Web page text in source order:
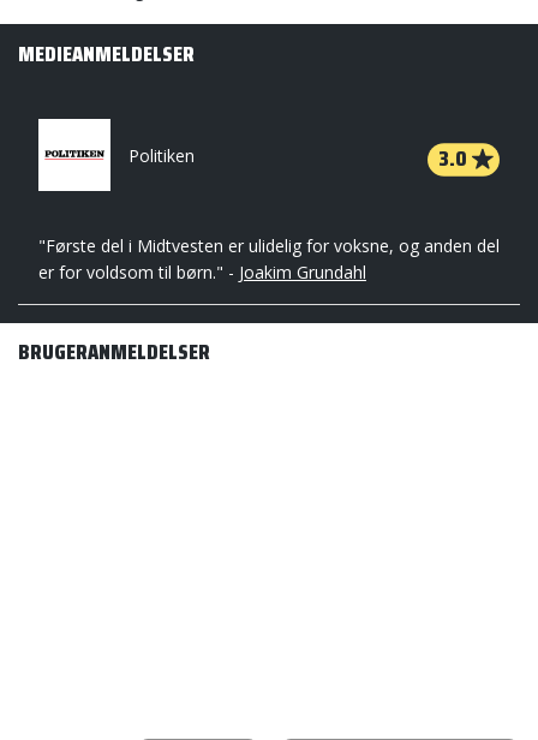
MEDIEANMELDELSER
Politiken 3.0
"Første del i Midtvesten er ulidelig for voksne, og anden del
er for voldsom til børn." - Joakim Grundahl
BRUGERANMELDELSER